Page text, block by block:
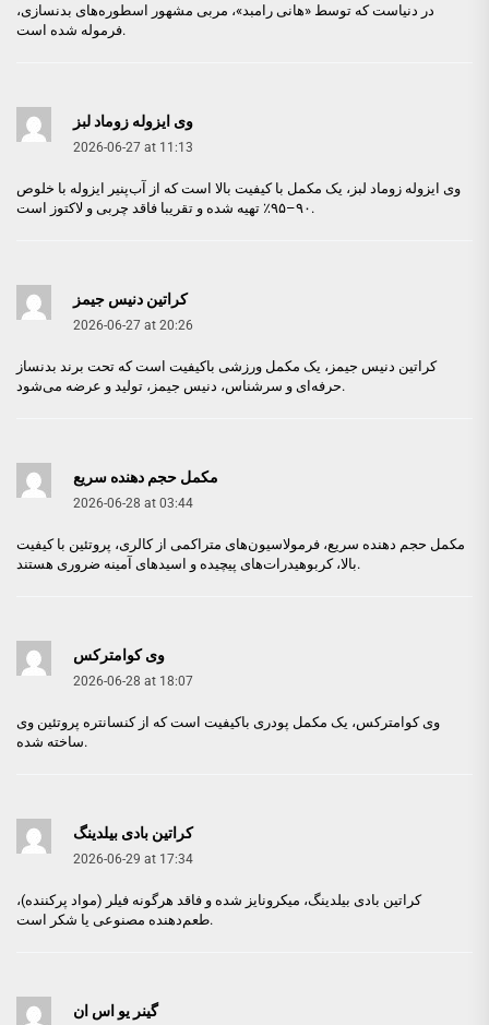
در دنیاست که توسط «هانی رامبد»، مربی مشهور اسطوره‌های بدنسازی،
فرموله شده است.
وی ایزوله زوماد لبز
2026-06-27 at 11:13
وی ایزوله زوماد لبز ، یک مکمل با کیفیت بالا است که از آب‌پنیر ایزوله با خلوص
۹۰–۹۵٪ تهیه شده و تقریبا فاقد چربی و لاکتوز است.
کراتین دنیس جیمز
2026-06-27 at 20:26
کراتین دنیس جیمز ، یک مکمل ورزشی باکیفیت است که تحت برند بدنساز
حرفه‌ای و سرشناس، دنیس جیمز، تولید و عرضه می‌شود.
مکمل حجم‌ دهنده سریع
2026-06-28 at 03:44
مکمل حجم‌ دهنده سریع، فرمولاسیون‌های متراکمی از کالری، پروتئین با کیفیت
بالا، کربوهیدرات‌های پیچیده و اسیدهای آمینه ضروری هستند.
وی کوامترکس
2026-06-28 at 18:07
وی کوامترکس، یک مکمل پودری باکیفیت است که از کنسانتره پروتئین وی
ساخته شده.
کراتین بادی بیلدینگ
2026-06-29 at 17:34
کراتین بادی بیلدینگ، میکرونایز شده و فاقد هرگونه فیلر (مواد پرکننده)،
طعم‌دهنده مصنوعی یا شکر است.
گینر یو اس ان